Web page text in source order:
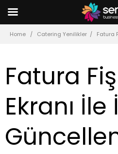
Home Catering Yenilikler Fatura
Fatura
Ekranı İle